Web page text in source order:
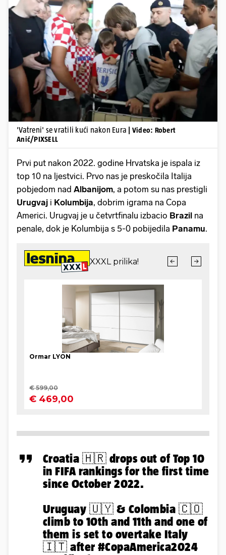
Pokretanje videa...
'Vatreni' se vratili kući nakon Eura
| Video: Robert
Anić/PIXSELL
Prvi put nakon 2022. godine Hrvatska je ispala iz
top 10 na ljestvici. Prvo nas je preskočila Italija
pobjedom nad Albanijom, a potom su nas prestigli
Urugvaj i Kolumbija, dobrim igrama na Copa
Americi. Urugvaj je u četvrtfinalu izbacio Brazil na
penale, dok je Kolumbija s 5-0 pobijedila Panamu.
Croatia 🇭🇷 drops out of Top 10
in FIFA rankings for the first time
since October 2022.
Uruguay 🇺🇾 & Colombia 🇨🇴
climb to 10th and 11th and one of
them is set to overtake Italy
🇮🇹 after #CopaAmerica2024